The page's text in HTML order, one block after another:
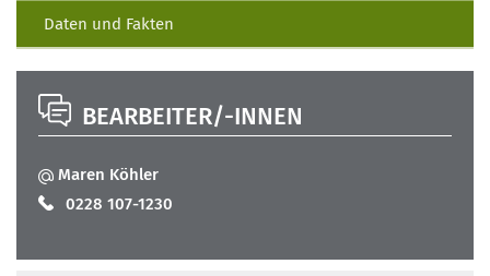
Daten und Fakten
BEARBEITER/-INNEN
Maren Köhler
0228 107-1230